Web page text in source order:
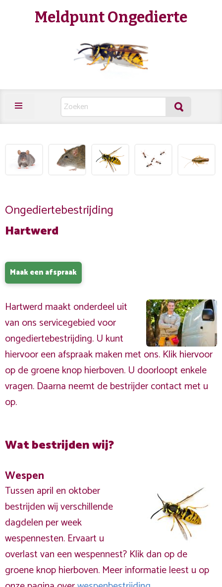
Meldpunt Ongedierte
Ongediertebestrijding
Hartwerd
Maak een afspraak
Hartwerd maakt onderdeel uit
van ons servicegebied voor
ongediertebestrijding. U kunt
hiervoor een afspraak maken met ons. Klik hiervoor
op de groene knop hierboven. U doorloopt enkele
vragen. Daarna neemt de bestrijder contact met u
op.
Wat bestrijden wij?
Wespen
Tussen april en oktober
bestrijden wij verschillende
dagdelen per week
wespennesten. Ervaart u
overlast van een wespennest? Klik dan op de
groene knop hierboven. Meer informatie leest u op